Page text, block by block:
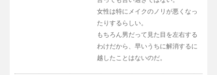
女性は特にメイクのノリが悪くなっ
たりするらしい。
もちろん男だって見た目を左右する
わけだから、早いうちに解消するに
越したことはないのだ。